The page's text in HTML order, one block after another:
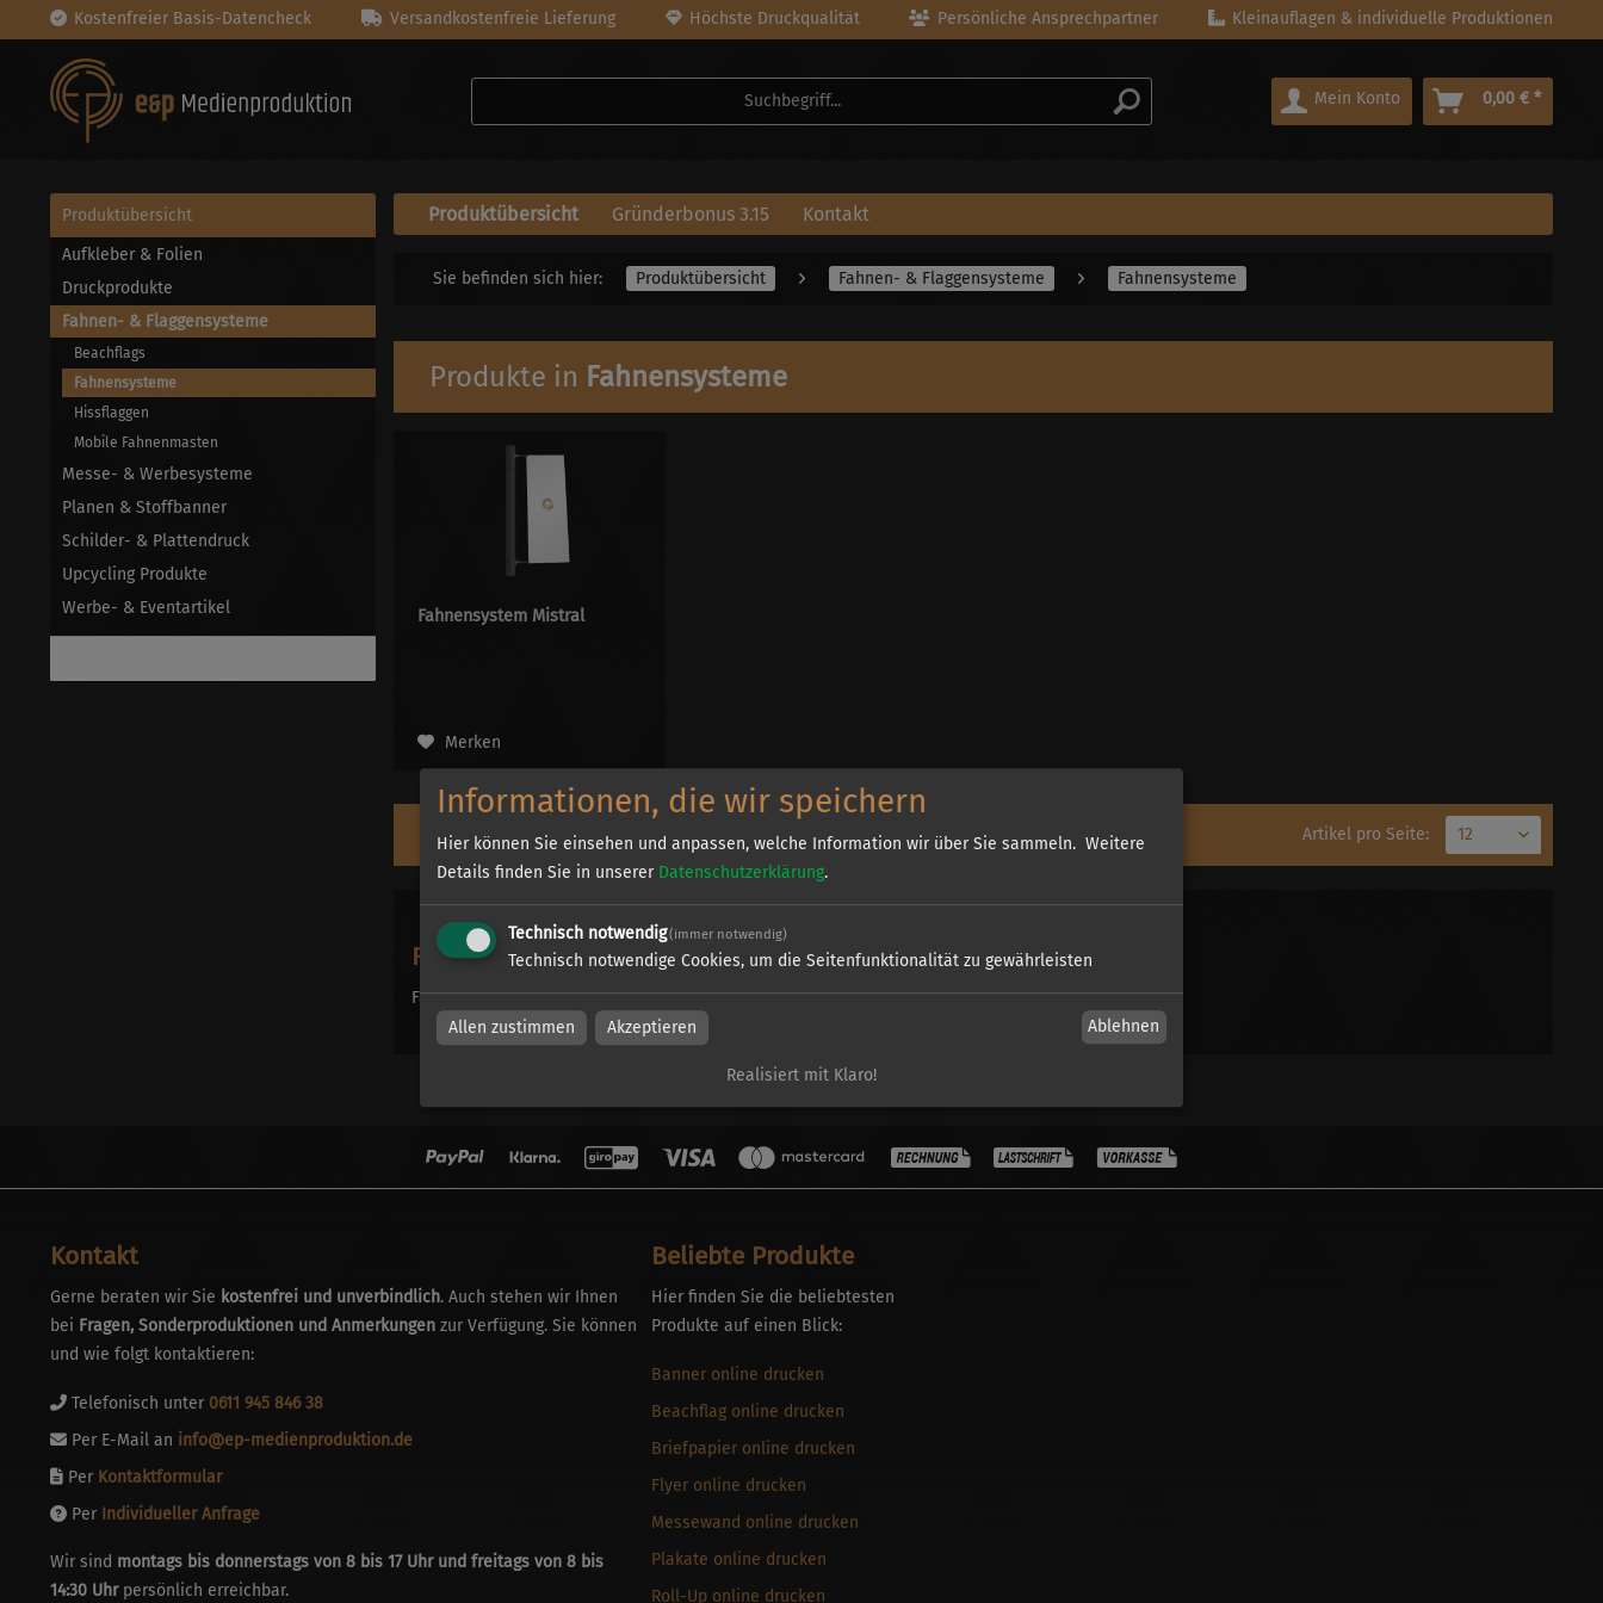
Kostenfreier Basis-Datencheck Versandkostenfreie Lieferung Höchste Druckqualität Persönliche Ansprechpartner Kleinauflagen & individuelle Produktionen
Mein Konto 0,00 € *
Produktübersicht
Aufkleber & Folien
Druckprodukte
Fahnen- & Flaggensysteme
Beachflags
Fahnensysteme
Hissflaggen
Mobile Fahnenmasten
Messe- & Werbesysteme
Planen & Stoffbanner
Schilder- & Plattendruck
Upcycling Produkte
Werbe- & Eventartikel
Produktübersicht Gründerbonus 3.15 Kontakt
Sie befinden sich hier: Produktübersicht Fahnen- & Flaggensysteme Fahnensysteme
Produkte in Fahnensysteme
Fahnensystem Mistral
Merken
Artikel pro Seite:
Fahnensysteme
Fahnensysteme bei E&P Medienproduktion in Wiesbaden und Mainz
Kontakt
Gerne beraten wir Sie kostenfrei und unverbindlich. Auch stehen wir Ihnen
bei Fragen, Sonderproduktionen und Anmerkungen zur Verfügung. Sie können
und wie folgt kontaktieren:
Telefonisch unter 0611 945 846 38
Per E-Mail an info@ep-medienproduktion.de
Per Kontaktformular
Per Individueller Anfrage
Wir sind montags bis donnerstags von 8 bis 17 Uhr und freitags von 8 bis
14:30 Uhrpersönlich erreichbar.
Beliebte Produkte
Hier finden Sie die beliebtesten
Produkte auf einen Blick:
Banner online drucken
Beachflag online drucken
Briefpapier online drucken
Flyer online drucken
Messewand online drucken
Plakate online drucken
Roll-Up online drucken
Informationen, die wir speichern
Hier können Sie einsehen und anpassen, welche Information wir über Sie sammeln. Weitere
Details finden Sie in unserer Datenschutzerklärung.
Technisch notwendig(immer notwendig)
Technisch notwendige Cookies, um die Seitenfunktionalität zu gewährleisten
Allen zustimmen Akzeptieren Ablehnen
Realisiert mit Klaro!